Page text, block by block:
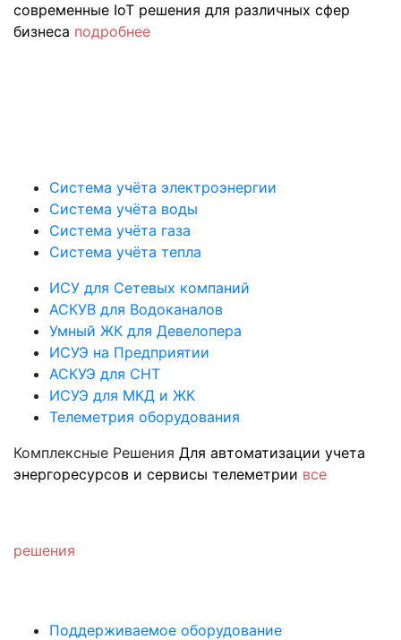
современные IoT решения для различных сфер
бизнеса подробнее
Система учёта электроэнергии
Система учёта воды
Система учёта газа
Система учёта тепла
ИСУ для Сетевых компаний
АСКУВ для Водоканалов
Умный ЖК для Девелопера
ИСУЭ на Предприятии
АСКУЭ для СНТ
ИСУЭ для МКД и ЖК
Телеметрия оборудования
Комплексные Решения Для автоматизации учета
энергоресурсов и сервисы телеметрии все
решения
Поддерживаемое оборудование